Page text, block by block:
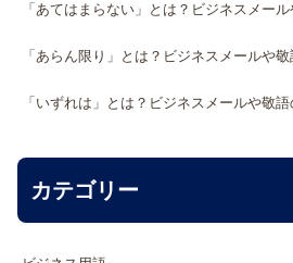
「あてはまらない」とは？ビジネスメー
「あらん限り」とは？ビジネスメールや
「いずれは」とは？ビジネスメールや敬
カテゴリー